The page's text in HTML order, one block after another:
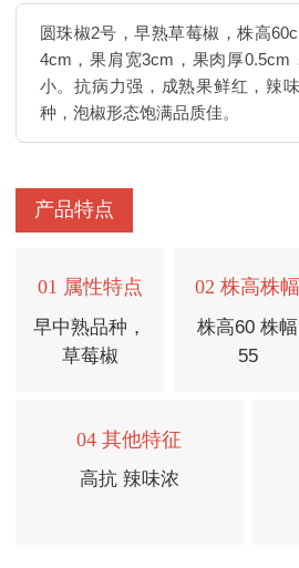
圆珠椒2号，早熟草莓椒，株高
4cm，果肩宽3cm，果肉厚0.5cm
小。抗病力强，成熟果鲜红，辣
种，泡椒形态饱满品质佳。
产品特点
01 属性特点
早中熟品种，
草莓椒
02 株高株幅
株高60 株幅
55
04 其他特征
高抗 辣味浓